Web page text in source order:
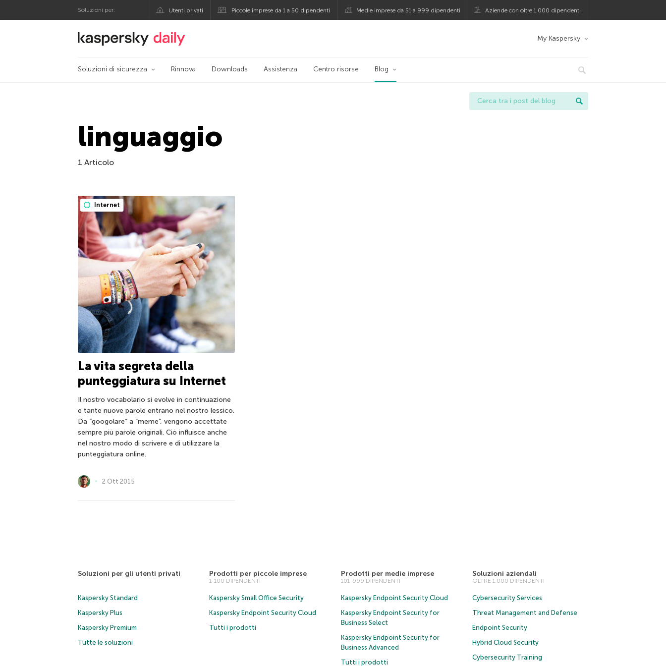
Soluzioni per: Utenti privati Piccole imprese da 1 a 50 dipendenti Medie imprese da 51 a 999 dipendenti Aziende con oltre 1.000 dipendenti
Blog ufficiale di Kaspersky My Kaspersky
Soluzioni di sicurezza Rinnova Downloads Assistenza Centro risorse Blog
linguaggio
1 Articolo
Internet
La vita segreta della
punteggiatura su Internet
Il nostro vocabolario si evolve in continuazione
e tante nuove parole entrano nel nostro lessico.
Da “googolare” a “meme”, vengono accettate
sempre più parole originali. Ciò influisce anche
nel nostro modo di scrivere e di utilizzare la
punteggiatura online.
2 Ott 2015
Soluzioni per gli utenti privati
Kaspersky Standard
Kaspersky Plus
Kaspersky Premium
Tutte le soluzioni
Prodotti per piccole imprese
1-100 DIPENDENTI
Kaspersky Small Office Security
Kaspersky Endpoint Security Cloud
Tutti i prodotti
Prodotti per medie imprese
101-999 DIPENDENTI
Kaspersky Endpoint Security Cloud
Kaspersky Endpoint Security for
Business Select
Kaspersky Endpoint Security for
Business Advanced
Tutti i prodotti
Soluzioni aziendali
OLTRE 1.000 DIPENDENTI
Cybersecurity Services
Threat Management and Defense
Endpoint Security
Hybrid Cloud Security
Cybersecurity Training